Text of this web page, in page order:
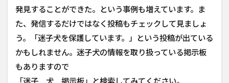
発見することができた。という事例も増えています。ま
た、発信するだけではなく投稿もチェックして見ましょ
う。「迷子犬を保護しています。」という投稿が出ている
かもしれません。迷子犬の情報を取り扱っている掲示板
もありますので
「迷子 犬 掲示板」と検索してみてください。